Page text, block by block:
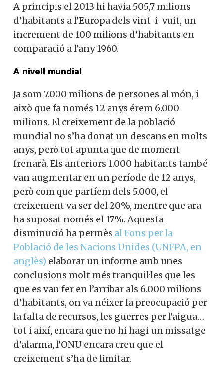
A principis el 2013 hi havia 505,7 milions
d’habitants a l’Europa dels vint-i-vuit, un
increment de 100 milions d’habitants en
comparació a l’any 1960.
A nivell mundial
Ja som 7.000 milions de persones al món, i
això que fa només 12 anys érem 6.000
milions. El creixement de la població
mundial no s’ha donat un descans en molts
anys, però tot apunta que de moment
frenarà. Els anteriors 1.000 habitants també
van augmentar en un període de 12 anys,
però com que partíem dels 5.000, el
creixement va ser del 20%, mentre que ara
ha suposat només el 17%. Aquesta
disminució ha permès al Fons per la
Població de les Nacions Unides (UNFPA, en
anglès) elaborar un informe amb unes
conclusions molt més tranquil·les que les
que es van fer en l’arribar als 6.000 milions
d’habitants, on va néixer la preocupació per
la falta de recursos, les guerres per l’aigua…
tot i així, encara que no hi hagi un missatge
d’alarma, l’ONU encara creu que el
creixement s’ha de limitar.